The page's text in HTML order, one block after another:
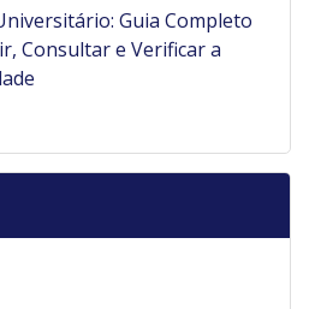
Guia Completo
Consultar e Verificar a